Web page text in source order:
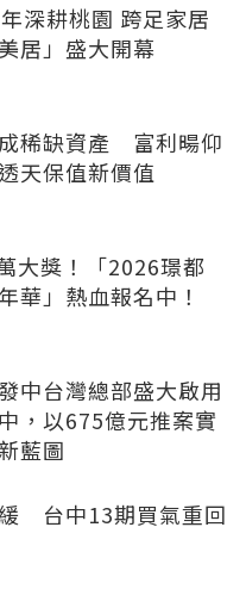
深耕桃園 跨足家居
居」盛大開幕
稀缺資產 富利暘仰
天保值新價值
大獎！「2026璟都
華」熱血報名中！
中台灣總部盛大啟用
，以675億元推案實
藍圖
台中13期買氣重回